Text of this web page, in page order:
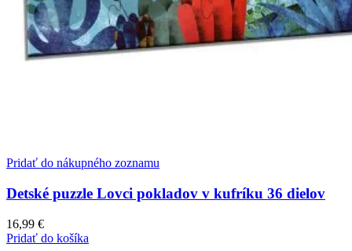
Pridať do nákupného zoznamu
Detské puzzle Lovci pokladov v kufríku 36 dielov
16,99 €
Pridať do košíka